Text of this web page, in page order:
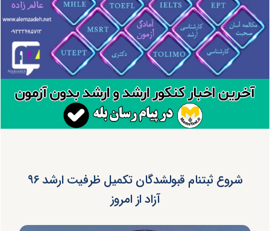
شروع ثبت‎نام قبول‎شدگان تکمیل ظرفیت ارشد ۹۶
آزاد از امروز